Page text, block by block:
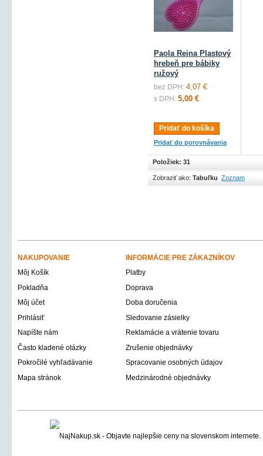
Paola Reina Plastový
hrebeň pre bábiky
ružový
bez DPH: 4,07 €
s DPH: 5,00 €
Pridať do košíka
Pridať do porovnávania
Položiek: 31
Zobraziť ako: Tabuľku Zoznam
NAKUPOVANIE
INFORMÁCIE PRE ZÁKAZNÍKOV
Môj Košík
Platby
Pokladňa
Doprava
Môj účet
Doba doručenia
Prihlásiť
Sledovanie zásielky
Napíšte nám
Reklamácie a vrátenie tovaru
Často kladené otázky
Zrušenie objednávky
Pokročilé vyhľadávanie
Spracovanie osobných údajov
Mapa stránok
Medzinárodné objednávky